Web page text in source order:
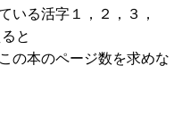
いる活字１，２，３，
と
本のページ数を求めな